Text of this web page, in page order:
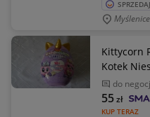
Myślenice
Kittycorn
Kotek
do
KUP TERAZ
55zł